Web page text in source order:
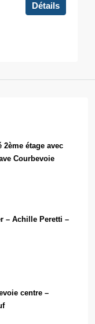
Détails
2ème étage avec
Courbevoie
– Achille Peretti –
centre –